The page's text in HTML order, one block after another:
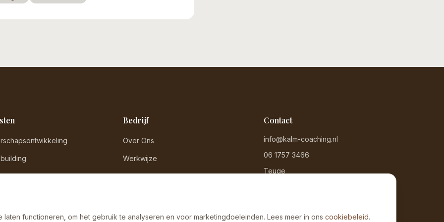
Preventie
Bedrijf
Over Ons
Werkwijze
Veelgestelde vragen
Contact
info@kalm-coaching.nl
06 1757 3466
Teuge
functioneren, om het gebruik te analyseren en voor marketingdoeleinden. Lees meer in ons cookiebeleid.